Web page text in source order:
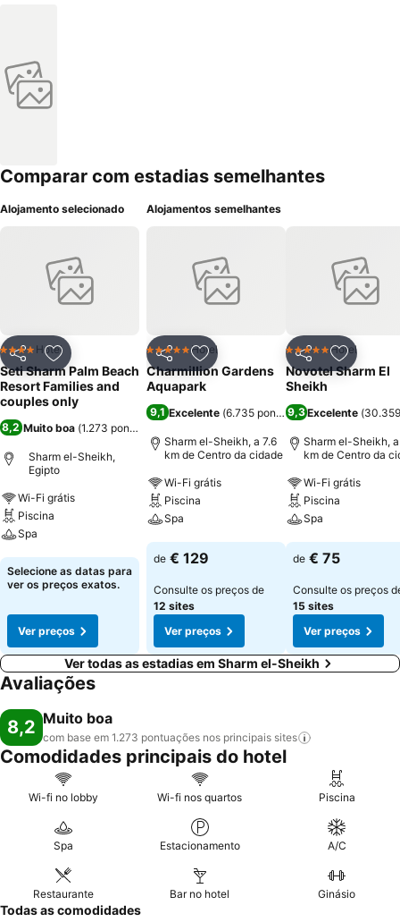
Comparar com estadias semelhantes
Alojamento selecionado
PartilharAdicionar aos favoritos
4 EstrelasHotel
Seti Sharm Palm Beach
Resort Families and
couples only
8,2 Muito boa (1.273 pontuações
Sharm el-Sheikh,
Egipto
Wi-Fi grátis
Piscina
Spa
Ver preços
Selecione as datas para
ver os preços exatos.
Ver preços
Alojamentos semelhantes
PartilharAdicionar aos favoritos
5 EstrelasHotel
Charmillion Gardens
Aquapark
9,1 Excelente (6.735 pontuações)
Sharm el-Sheikh, a 7.6
km de Centro da cidade
Wi-Fi grátis
Piscina
Spa
Ver preços
de € 129
Consulte os preços de
12 sites
Ver preços
Partilhar
5 EstrelasHotel
Novotel Sharm El
Sheikh
9,3Excelente (
Sharm el-Sheikh,
km de Centro da
Wi-Fi grátis
Piscina
Spa
Ver preços
de € 75
Consulte os preços
15 sites
Ver preços
Ver todas as estadias em Sharm el-Sheikh
Avaliações
8,2 Muito boa
com base em 1.273 pontuações nos principais sites
Comodidades principais do hotel
Wi-fi no lobby Wi-fi nos quartos Piscina
Spa Estacionamento A/C
Restaurante Bar no hotel Ginásio
Todas as comodidades